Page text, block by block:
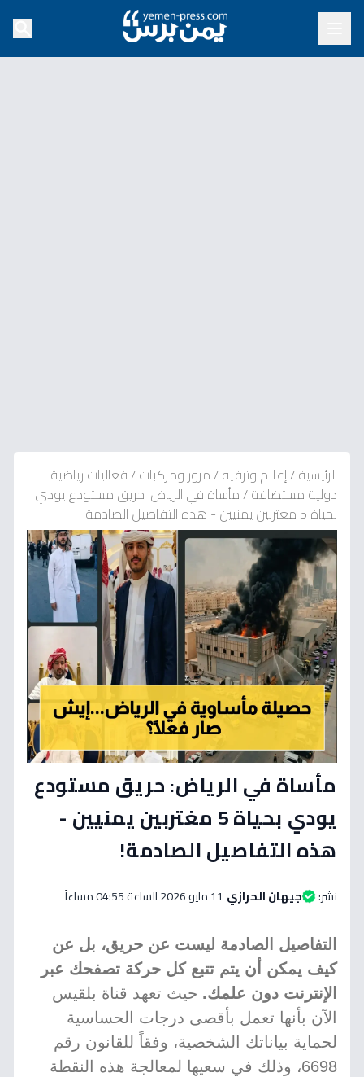
الرئيسية/إعلام وترفيه/مرور ومركبات/فعاليات رياضية
دولية مستضافة/مأساة في الرياض: حريق مستودع يودي
بحياة 5 مغتربين يمنيين - هذه التفاصيل الصادمة!
مأساة في الرياض: حريق مستودع
يودي بحياة 5 مغتربين يمنيين -
هذه التفاصيل الصادمة!
نشر: جيهان الحرازي 11 مايو 2026 الساعة 04:55 مساءاً
التفاصيل الصادمة ليست عن حريق، بل عن
كيف يمكن أن يتم تتبع كل حركة تصفحك عبر
الإنترنت دون علمك. حيث تعهد قناة بلقيس
الآن بأنها تعمل بأقصى درجات الحساسية
لحماية بياناتك الشخصية، وفقاً للقانون رقم
6698، وذلك في سعيها لمعالجة هذه النقطة